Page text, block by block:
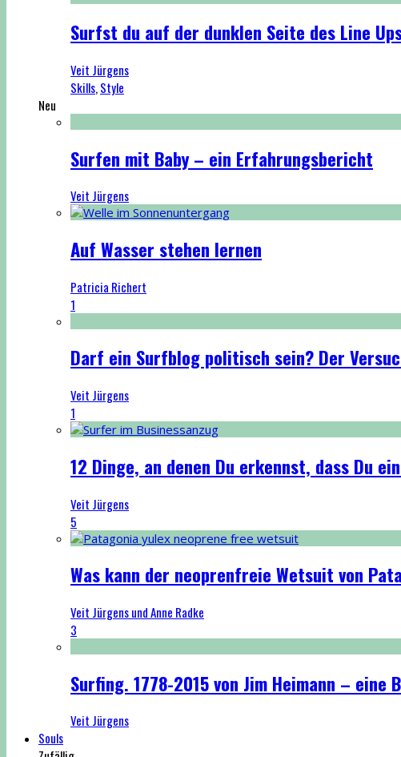
Surfst du auf der dunklen Seite des Line
Veit Jürgens
Skills,Style
Neu
Surfen mit Baby – ein Erfahrungsbericht
Veit Jürgens
Auf Wasser stehen lernen
Patricia Richert
1
Darf ein Surfblog politisch sein? Der
Veit Jürgens
1
12 Dinge, an denen Du erkennst, dass Du
Veit Jürgens
5
Was kann der neoprenfreie Wetsuit von
Veit Jürgens und Anne Radke
3
Surfing. 1778-2015 von Jim Heimann – eine
Veit Jürgens
Souls